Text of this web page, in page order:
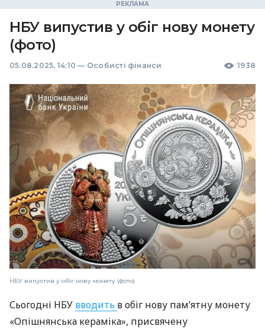
НБУ випустив у обіг нову монету
(фото)
05.08.2025, 14:10 — Особисті фінанси 1938
НБУ випустив у обіг нову монету (фото)
Сьогодні НБУ вводить в обіг нову пам’ятну монету
«Опішнянська кераміка», присвячену